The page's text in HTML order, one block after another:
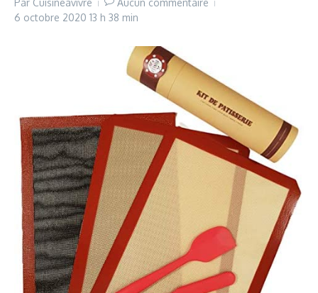
Par Cuisineavivre
Aucun commentaire
6 octobre 2020 13 h 38 min